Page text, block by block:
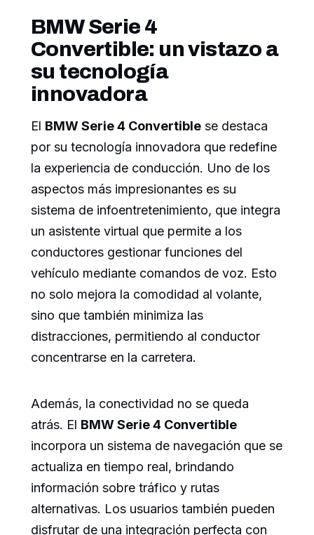
BMW Serie 4
Convertible: un vistazo a
su tecnología
innovadora
El BMW Serie 4 Convertible se destaca
por su tecnología innovadora que redefine
la experiencia de conducción. Uno de los
aspectos más impresionantes es su
sistema de infoentretenimiento, que integra
un asistente virtual que permite a los
conductores gestionar funciones del
vehículo mediante comandos de voz. Esto
no solo mejora la comodidad al volante,
sino que también minimiza las
distracciones, permitiendo al conductor
concentrarse en la carretera.
Además, la conectividad no se queda
atrás. El BMW Serie 4 Convertible
incorpora un sistema de navegación que se
actualiza en tiempo real, brindando
información sobre tráfico y rutas
alternativas. Los usuarios también pueden
disfrutar de una integración perfecta con